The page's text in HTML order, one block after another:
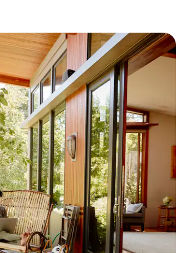
omhoog en omlaag, óf door te tikken of swipen.